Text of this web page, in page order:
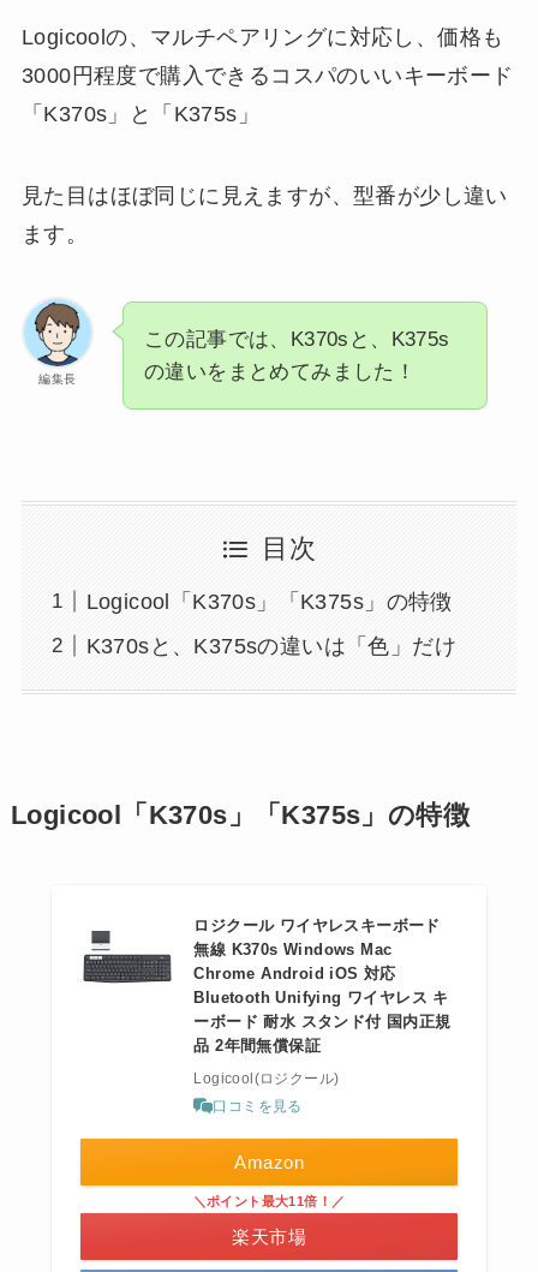
Logicoolの、マルチペアリングに対応し、価格も
3000円程度で購入できるコスパのいいキーボード
「K370s」と「K375s」
見た目はほぼ同じに見えますが、型番が少し違い
ます。
編集長
この記事では、K370sと、K375s
の違いをまとめてみました！
目次
Logicool「K370s」「K375s」の特徴
K370sと、K375sの違いは「色」だけ
Logicool「K370s」「K375s」の特徴
ロジクール ワイヤレスキーボード
無線 K370s Windows Mac
Chrome Android iOS 対応
Bluetooth Unifying ワイヤレス キ
ーボード 耐水 スタンド付 国内正規
品 2年間無償保証
Logicool(ロジクール)
口コミを見る
Amazon
＼ポイント最大11倍！／
楽天市場